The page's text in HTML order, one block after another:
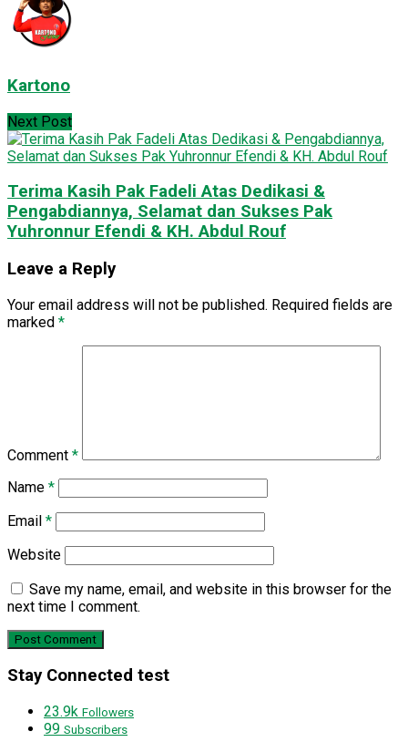
Kartono
Next Post
Terima Kasih Pak Fadeli Atas Dedikasi &
Pengabdiannya, Selamat dan Sukses Pak
Yuhronnur Efendi & KH. Abdul Rouf
Leave a Reply
Your email address will not be published. Required fields are
marked *
Comment *
Name *
Email *
Website
Save my name, email, and website in this browser for the
next time I comment.
Stay Connected test
23.9k Followers
99 Subscribers